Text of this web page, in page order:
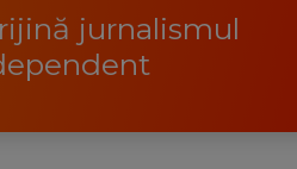
jurnalismul